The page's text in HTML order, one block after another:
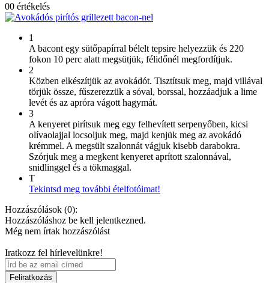
00 értékelés
1
A bacont egy sütőpapírral bélelt tepsire helyezzük és 220
fokon 10 perc alatt megsütjük, félidőnél megfordítjuk.
2
Közben elkészítjük az avokádót. Tisztítsuk meg, majd villával
törjük össze, fűszerezzük a sóval, borssal, hozzáadjuk a lime
levét és az apróra vágott hagymát.
3
A kenyeret pirítsuk meg egy felhevített serpenyőben, kicsi
olívaolajjal locsoljuk meg, majd kenjük meg az avokádó
krémmel. A megsült szalonnát vágjuk kisebb darabokra.
Szórjuk meg a megkent kenyeret aprított szalonnával,
snidlinggel és a tökmaggal.
T
Tekintsd meg további ételfotóimat!
Hozzászólások (0):
Hozzászóláshoz be kell jelentkezned.
Még nem írtak hozzászólást
Iratkozz fel hírlevelünkre!
Feliratkozás